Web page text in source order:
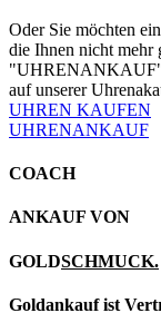
Oder Sie möchten
die Ihnen nicht mehr
"UHRENANKAUF"
auf unserer
UHREN KAUFEN
UHRENANKAUF
COACH
ANKAUF VON
GOLDSCHMUCK.
Goldankauf ist